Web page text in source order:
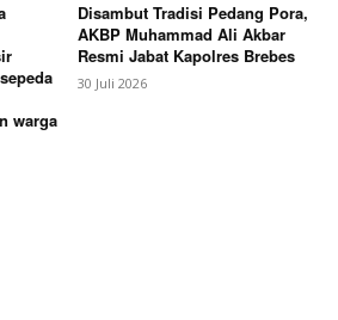
warga
Disambut Tradisi Pedang Pora,
AKBP Muhammad Ali Akbar
Resmi Jabat Kapolres Brebes
30 Juli 2026